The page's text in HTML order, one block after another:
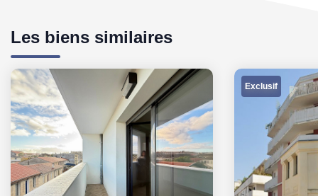
Les biens similaires
Exclusif